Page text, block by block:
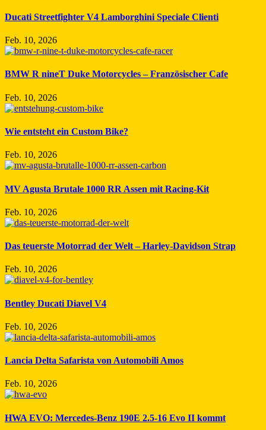
Ducati Streetfighter V4 Lamborghini Speciale Clienti
Feb. 10, 2026
BMW R nineT Duke Motorcycles – Französischer Cafe
Feb. 10, 2026
Wie entsteht ein Custom Bike?
Feb. 10, 2026
MV Agusta Brutale 1000 RR Assen mit Racing-Kit
Feb. 10, 2026
Das teuerste Motorrad der Welt – Harley-Davidson Strap
Feb. 10, 2026
Bentley Ducati Diavel V4
Feb. 10, 2026
Lancia Delta Safarista von Automobili Amos
Feb. 10, 2026
HWA EVO: Mercedes-Benz 190E 2.5-16 Evo II kommt